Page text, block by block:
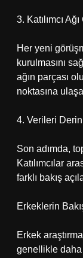
3. Katılımcı
Her yeni
kurulmasını
ağın parçası
noktasına
4. Verileri
Son adımda,
Katılımcılar
farklı bakış
Erkeklerin
Erkek
genellikle